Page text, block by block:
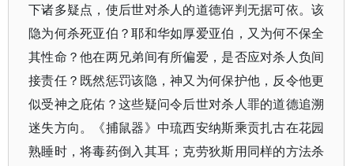
下诸多疑点，使后世对杀人的道德评判无据可依。该
隐为何杀死亚伯？耶和华如厚爱亚伯，又为何不保全
其性命？他在两兄弟间有所偏爱，是否应对杀人负间
接责任？既然惩罚该隐，神又为何保护他，反令他更
似受神之庇佑？这些疑问令后世对杀人罪的道德追溯
迷失方向。《捕鼠器》中琉西安纳斯乘贡扎古在花园
熟睡时，将毒药倒入其耳；克劳狄斯用同样的方法杀